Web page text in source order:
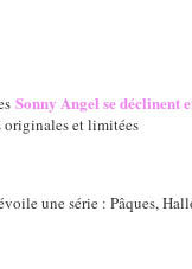
Sonny Angel se déclinent
originales et limitées
une série : Pâques,